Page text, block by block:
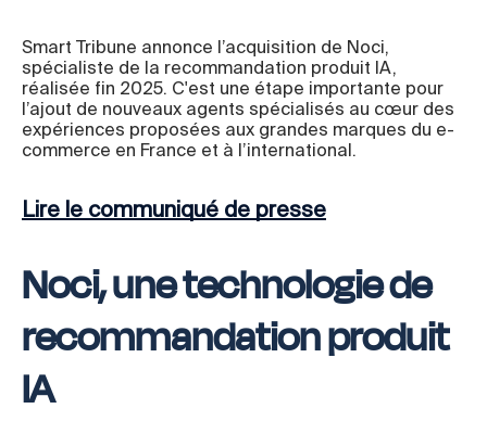
Smart Tribune annonce l’acquisition de Noci,
spécialiste de la recommandation produit IA,
réalisée fin 2025. C'est une étape importante pour
l’ajout de nouveaux agents spécialisés au cœur des
expériences proposées aux grandes marques du e-
commerce en France et à l’international.
Lire le communiqué de presse
Noci, une technologie de
recommandation produit
IA